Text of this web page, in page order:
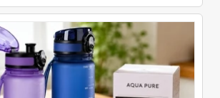
i terminami.